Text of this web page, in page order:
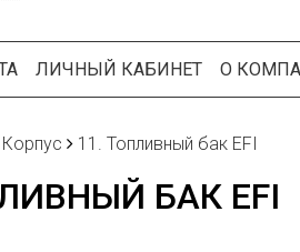
ЛИЧНЫЙ КАБИНЕТ О
Корпус 11. Топливный бак EFI
БАК EFI